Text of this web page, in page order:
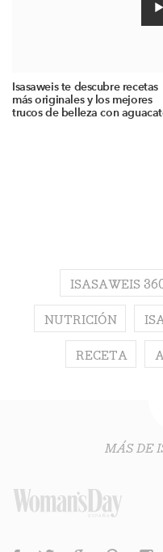
Isasaweis te descubre recetas
más originales y los mejores
trucos de belleza con
ISASAWEIS
NUTRICIÓN
RECETA
MÁS DE